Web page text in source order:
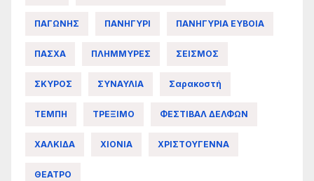
ΠΑΓΩΝΗΣ ΠΑΝΗΓΥΡΙ ΠΑΝΗΓΥΡΙΑ ΕΥΒΟΙΑ
ΠΑΣΧΑ ΠΛΗΜΜΥΡΕΣ ΣΕΙΣΜΟΣ
ΣΚΥΡΟΣ ΣΥΝΑΥΛΙΑ Σαρακοστή
ΤΕΜΠΗ ΤΡΕΞΙΜΟ ΦΕΣΤΙΒΑΛ ΔΕΛΦΩΝ
ΧΑΛΚΙΔΑ ΧΙΟΝΙΑ ΧΡΙΣΤΟΥΓΕΝΝΑ
ΘΕΑΤΡΟ